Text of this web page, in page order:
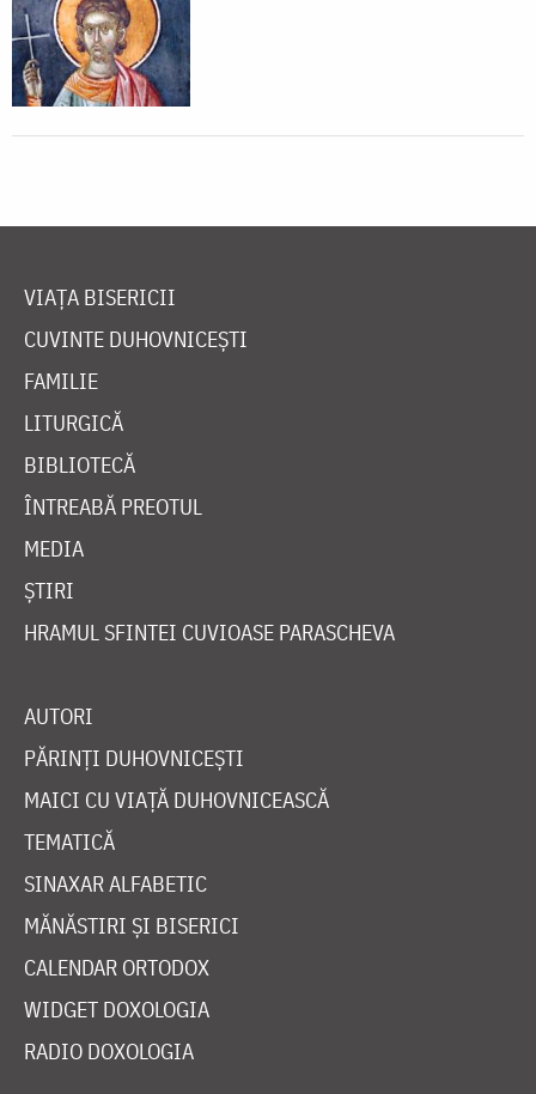
VIAȚA BISERICII
CUVINTE DUHOVNICEȘTI
FAMILIE
LITURGICĂ
BIBLIOTECĂ
ÎNTREABĂ PREOTUL
MEDIA
ȘTIRI
HRAMUL SFINTEI CUVIOASE PARASCHEVA
AUTORI
PĂRINȚI DUHOVNICEȘTI
MAICI CU VIAȚĂ DUHOVNICEASCĂ
TEMATICĂ
SINAXAR ALFABETIC
MĂNĂSTIRI ȘI BISERICI
CALENDAR ORTODOX
WIDGET DOXOLOGIA
RADIO DOXOLOGIA